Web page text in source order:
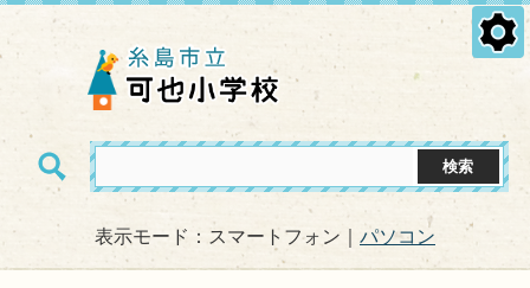
表示モード：スマートフォン｜ パソコン